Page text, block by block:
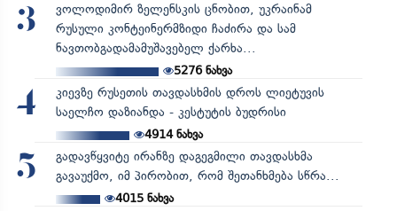
3
ვოლოდიმირ ზელენსკის ცნობით, უკრაინამ
რუსული კონტეინერმზიდი ჩაძირა და სამ
ნავთობგადამამუშავებელ ქარხა...
5276ნახვა
4
კიევზე რუსეთის თავდასხმის დროს ლიეტუვის
საელჩო დაზიანდა - კესტუტის ბუდრისი
4914ნახვა
5
გადავწყვიტე ირანზე დაგეგმილი თავდასხმა
გავაუქმო, იმ პირობით, რომ შეთანხმება სწრა...
4015ნახვა